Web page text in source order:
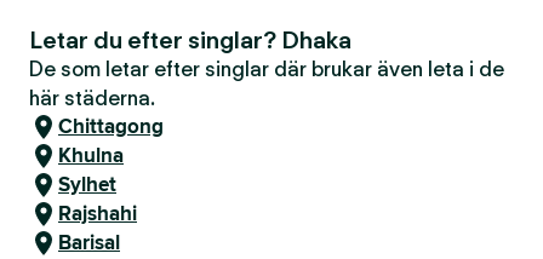
Letar du efter singlar? Dhaka
De som letar efter singlar där brukar även leta i de
här städerna.
Chittagong
Khulna
Sylhet
Rajshahi
Barisal